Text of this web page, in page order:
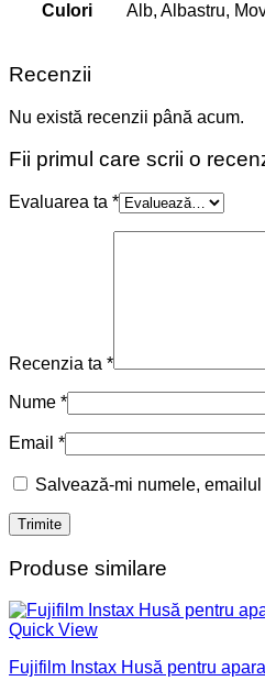
Culori Alb, Albastru,
Recenzii
Nu există recenzii până acum.
Fii primul care scrii o
Evaluarea ta *
Recenzia ta *
Nume *
Email *
Salvează-mi numele,
Produse similare
Quick View
Fujifilm Instax Husă pentru